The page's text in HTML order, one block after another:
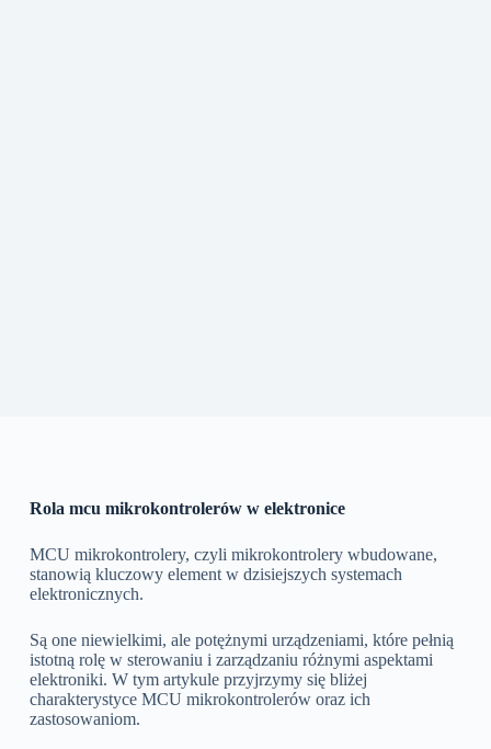
Rola mcu mikrokontrolerów w elektronice
MCU mikrokontrolery, czyli mikrokontrolery wbudowane,
stanowią kluczowy element w dzisiejszych systemach
elektronicznych.
Są one niewielkimi, ale potężnymi urządzeniami, które pełnią
istotną rolę w sterowaniu i zarządzaniu różnymi aspektami
elektroniki. W tym artykule przyjrzymy się bliżej
charakterystyce MCU mikrokontrolerów oraz ich
zastosowaniom.